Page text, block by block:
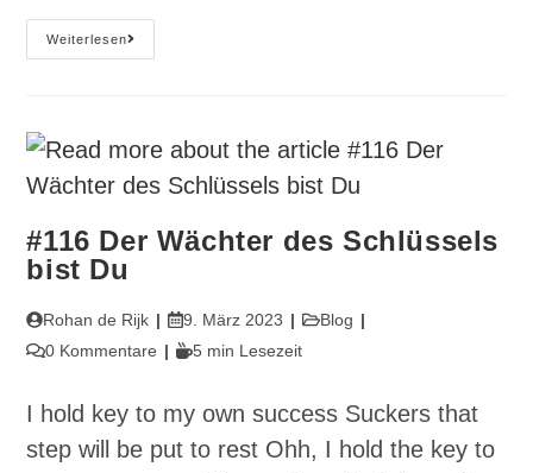
Weiterlesen#117
Der
Gewebt
#116 Der Wächter des Schlüssels
bist Du
Beitrags-
Autor:
Rohan de Rijk
Beitrag
veröffentlicht:
9. März 2023
Beitrags-
Kategorie:
Blog
Beitrags-
0 Kommentare Lesedauer:
5 min Lesezeit
I hold key to my own success Suckers that
step will be put to rest Ohh, I hold the key to